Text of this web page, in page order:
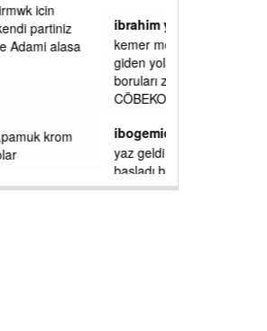
CİĞİRLİK deniz kenarına
BELEDİYESİ o
tüm ereğli de RUHİ
layy lom festivalleri
fabrikası kent lokantası
konserleri diyor